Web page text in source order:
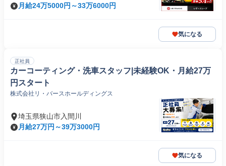
月給24万5000円～33万6000円
気になる
正社員
カーコーティング・洗車スタッフ|未経験OK・月給27万
円スタート
株式会社リ・バースホールディングス
埼玉県狭山市入間川
月給27万円～39万3000円
気になる